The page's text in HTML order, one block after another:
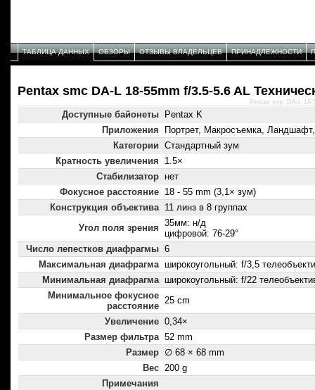
ТАБЛИЦА ДАННЫХ ОБЗОРЫ ОТЗЫВЫ ВЛАДЕЛЬЦЕВ ПРИНАДЛЕЖНОСТИ
Pentax smc DA-L 18-55mm f/3.5-5.6 AL
Доступные байонеты
Pentax K
Приложения
Портрет, Макросъемка,
Категории Стандартный зум
Кратность увеличения
1.5×
Стабилизатор нет
Фокусное расстояние 18 - 55 mm (3,1× зум)
Конструкция объектива 11 линз в 8 группах
Угол поля зрения 35мм: н/д
цифровой: 76-29°
Число лепестков диафрагмы 6
Максимальная диафрагма широкоугольный: f/3,5
Минимальная диафрагма широкоугольный: f/22
Минимальное фокусное
расстояние
25 cm
Увеличение 0,34×
Размер фильтра 52 mm
Размер ∅ 68 × 68 mm
Вес 200 g
Примечания
Pentax smc DA-L 18-